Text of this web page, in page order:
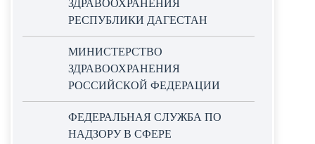
ЗДРАВООХРАНЕНИЯ
РЕСПУБЛИКИ ДАГЕСТАН
МИНИСТЕРСТВО
ЗДРАВООХРАНЕНИЯ
РОССИЙСКОЙ ФЕДЕРАЦИИ
ФЕДЕРАЛЬНАЯ СЛУЖБА ПО
НАДЗОРУ В СФЕРЕ